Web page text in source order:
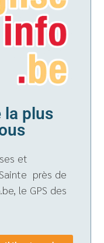
la plus
et
près de
le GPS des